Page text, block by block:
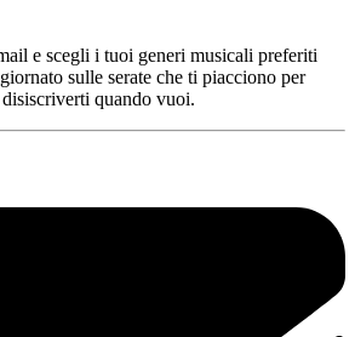
e scegli i tuoi generi musicali preferiti
sulle serate che ti piacciono per
quando vuoi.